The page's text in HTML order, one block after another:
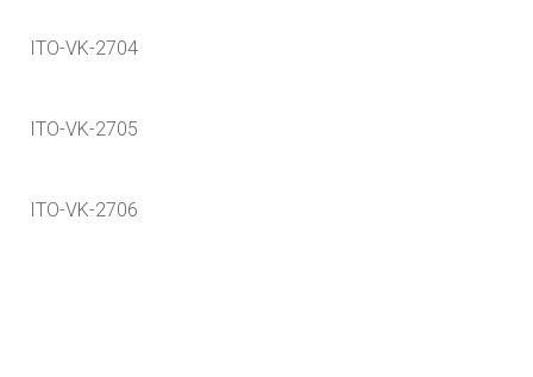
ITO-VK-2704
ITO-VK-2705
ITO-VK-2706